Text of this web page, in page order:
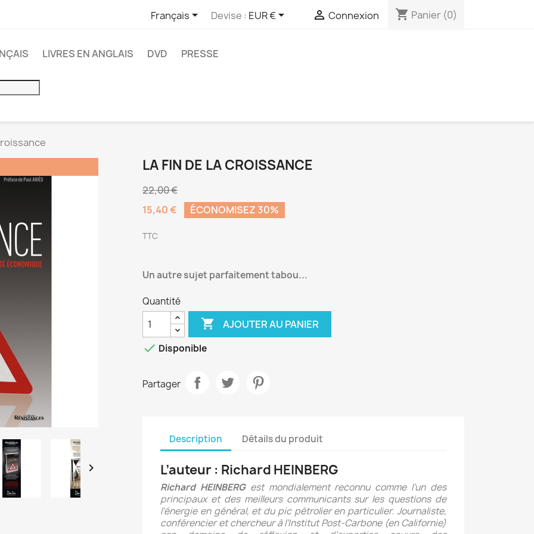
Français Devise : EUR €  Connexion shopping_cart Panier (0)
LIVRES EN ANGLAIS DVD PRESSE

LA FIN DE LA CROISSANCE
22,00 €
15,40 €
ÉCONOMISEZ 30%
TTC
Un autre sujet parfaitement tabou...
Quantité
 AJOUTER AU PANIER
 Disponible
Partager
Description Détails du produit
L’auteur : Richard HEINBERG
Richard HEINBERGest mondialement reconnu comme l’un des
principaux et des meilleurs communicants sur les questions de
l’énergie en général, et du pic pétrolier en particulier. Journaliste,
conférencier et chercheur à l’Institut Post-Carbone (en Californie)